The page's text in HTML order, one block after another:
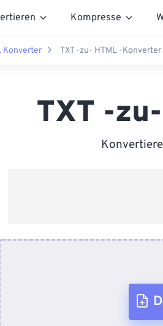
Kompresse
Konverter TXT -zu- HTML -Konverter
TXT -